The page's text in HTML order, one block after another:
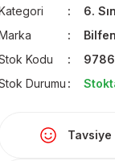
6.
Kodu
Durumu
Tavsiye